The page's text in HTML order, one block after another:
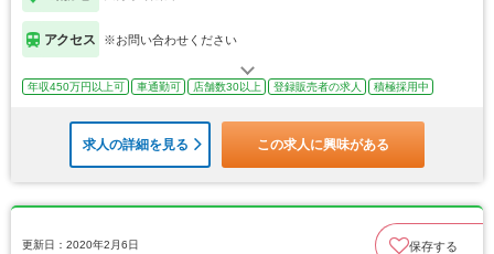
アクセス ※お問い合わせください
年収450万円以上可 車通勤可 店舗数30以上 登録販売者の求人 積極採用中
求人の詳細を見る この求人に興味がある
更新日：2020年2月6日 保存する